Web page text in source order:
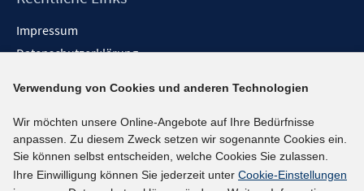
Impressum
Datenschutzerklärung
Barrieren melden
Social-Media-Kanäle
BlueSky
Verwendung von Cookies und anderen Technologien
Wir möchten unsere Online-Angebote auf Ihre Bedürfnisse
anpassen. Zu diesem Zweck setzen wir sogenannte Cookies ein.
Sie können selbst entscheiden, welche Cookies Sie zulassen.
Ihre Einwilligung können Sie jederzeit unter Cookie-Einstellungen